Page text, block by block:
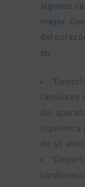
algunos
mayor.
del
en:
familiares
del
isquémica
de 55